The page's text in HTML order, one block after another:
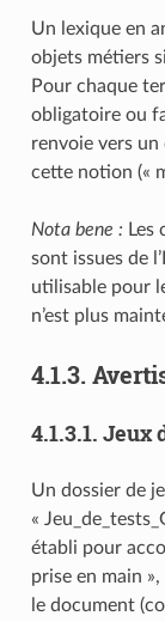
Un lexique en
objets métiers
Pour chaque
obligatoire ou
renvoie vers
cette notion («
Nota bene : Les
sont issues de
utilisable pour
n’est plus
4.1.3.
4.1.3.1. Jeux
Un dossier de
«
établi pour
prise en main
le document